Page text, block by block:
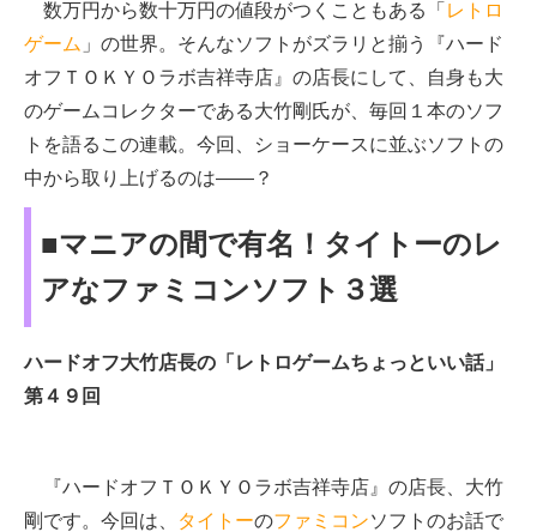
数万円から数十万円の値段がつくこともある「 レトロ
ゲーム 」の世界。そんなソフトがズラリと揃う『ハード
オフＴＯＫＹＯラボ吉祥寺店』の店長にして、自身も大
のゲームコレクターである大竹剛氏が、毎回１本のソフ
トを語るこの連載。今回、ショーケースに並ぶソフトの
中から取り上げるのは——？
■マニアの間で有名！タイトーのレ
アなファミコンソフト３選
ハードオフ大竹店長の「レトロゲームちょっといい話」
第４９回
『ハードオフＴＯＫＹＯラボ吉祥寺店』の店長、大竹
剛です。今回は、
タイトーのファミコンソフトのお話で